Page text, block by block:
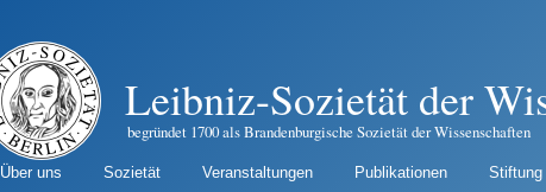
Leibniz-Sozietät der
begründet 1700 als Brandenburgische Sozietät der Wissenschaften
Über uns Sozietät Veranstaltungen Publikationen Stiftung